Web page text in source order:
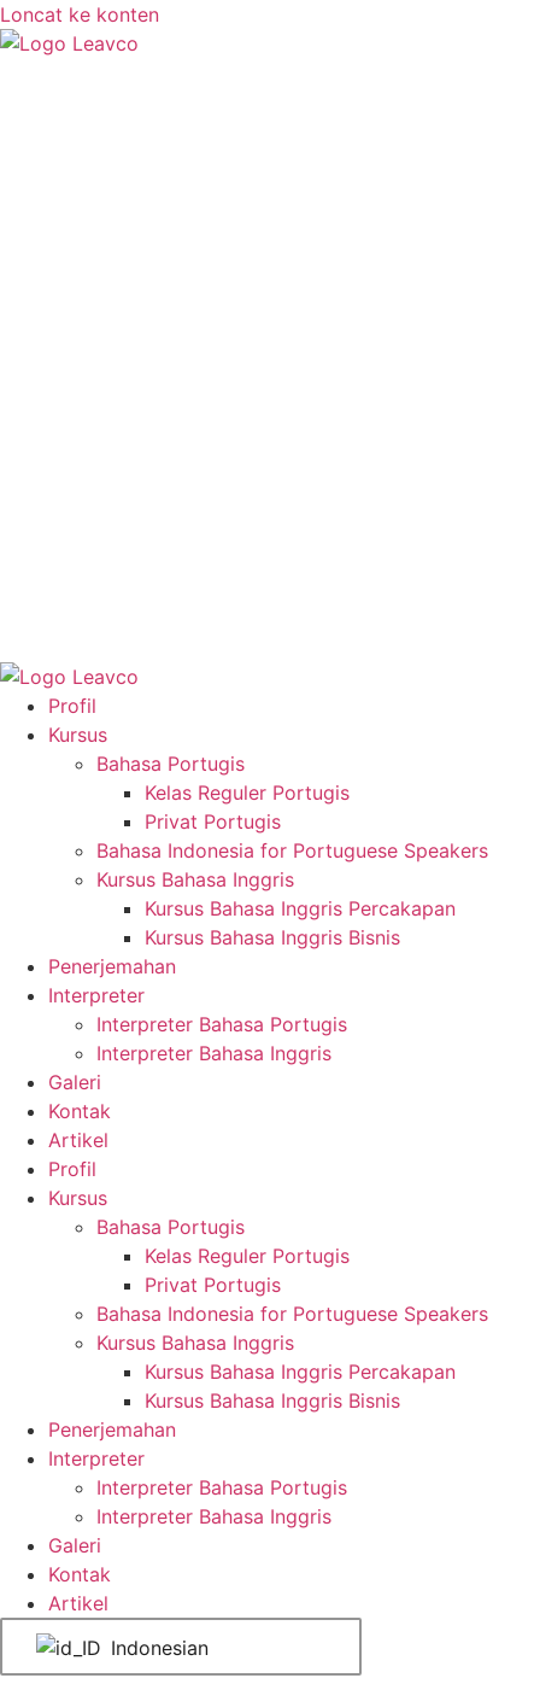
Loncat ke konten
Profil
Kursus
Bahasa Portugis
Kelas Reguler Portugis
Privat Portugis
Bahasa Indonesia for Portuguese Speakers
Kursus Bahasa Inggris
Kursus Bahasa Inggris Percakapan
Kursus Bahasa Inggris Bisnis
Penerjemahan
Interpreter
Interpreter Bahasa Portugis
Interpreter Bahasa Inggris
Galeri
Kontak
Artikel
Profil
Kursus
Bahasa Portugis
Kelas Reguler Portugis
Privat Portugis
Bahasa Indonesia for Portuguese Speakers
Kursus Bahasa Inggris
Kursus Bahasa Inggris Percakapan
Kursus Bahasa Inggris Bisnis
Penerjemahan
Interpreter
Interpreter Bahasa Portugis
Interpreter Bahasa Inggris
Galeri
Kontak
Artikel
Indonesian